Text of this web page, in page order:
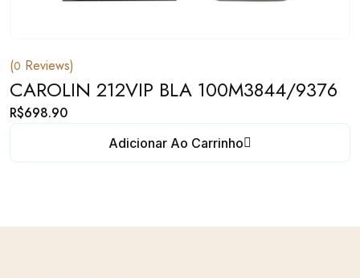
(0 Reviews)
CAROLIN 212VIP BLA 100M3844/9376
R$698.90
Adicionar Ao Carrinho